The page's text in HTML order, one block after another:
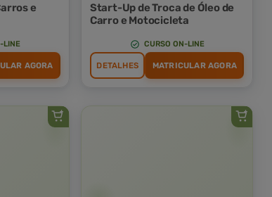
e
LINE
AGORA
Start-Up de Troca de Óleo de
Carro e Motocicleta
CURSO ON-LINE
DETALHES MATRICULAR AGORA